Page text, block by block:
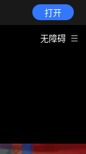
打开
无障碍